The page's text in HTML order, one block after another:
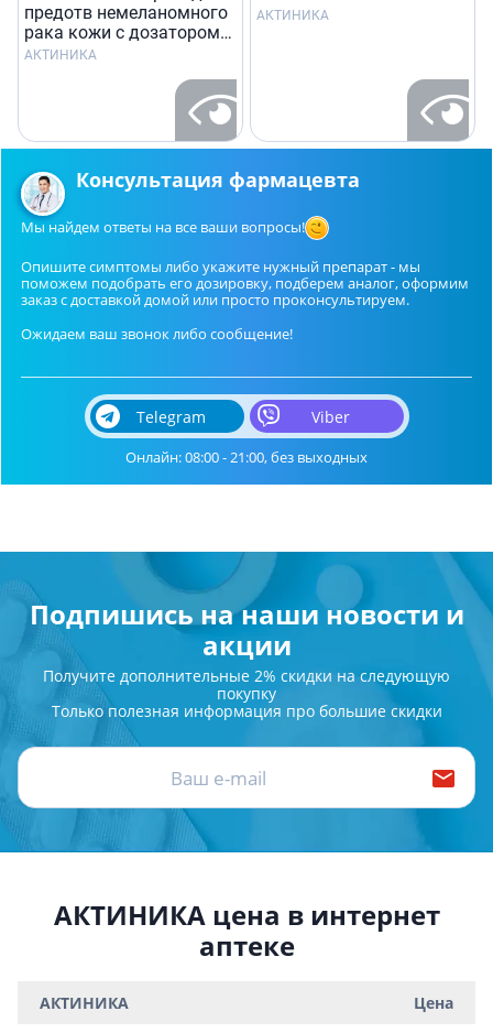
предотв немеланомного
рака кожи с дозатором
80г
АКТИНИКА
АКТИНИКА
Консультация фармацевта
Мы найдем ответы на все ваши вопросы!
Опишите симптомы либо укажите нужный препарат - мы
поможем подобрать его дозировку, подберем аналог, оформим
заказ с доставкой домой или просто проконсультируем.
Ожидаем ваш звонок либо сообщение!
Telegram Viber
Онлайн: 08:00 - 21:00, без выходных
Подпишись на наши новости и
акции
Получите дополнительные 2% скидки на следующую
покупку
Только полезная информация про большие скидки
АКТИНИКА цена в интернет
аптеке
АКТИНИКА Цена